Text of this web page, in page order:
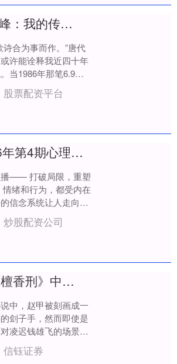
掌上乾坤 蒋泓峰：我的传媒生涯与思想的公共化旅程
合为事而作。”唐代
许能诠释我近四十年
当1986年那笔6.9元
》杂志社寄来时，
股票配资平台
瑶鸿配资 2026年第4期心理健康讲座在线直播——打破局限，重塑信念
播—— 打破局限，重塑
绪和行为，都受内在
信念系统让人走向轻
一些限制性的信念，
炒股配资公司
中证50策略 《檀香刑》中描述的几场刑法其中最令人不寒而栗的刑法是什么？
中，赵甲被刻画成一
刽子手，然而即使是
凌迟钱雄飞的场景
的剧烈波动。当他亲
信钰证券